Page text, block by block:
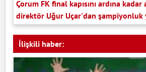
Çorum FK final kapısını ardına kadar
direktör Uğur Uçar'dan şampiyonluk
İlişkili haber: